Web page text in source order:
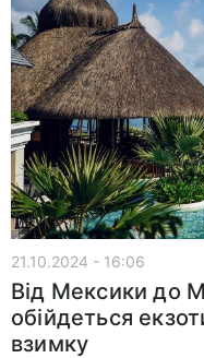
21.10.2024 - 16:06
Від Мексики до
обійдеться
взимку